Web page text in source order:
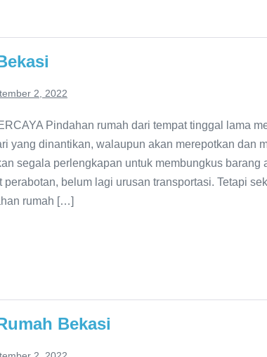
2, 2022
Pindahan rumah dari tempat tinggal lama
yang dinantikan, walaupun akan merepotkan dan
segala perlengkapan untuk membungkus barang
belum lagi urusan transportasi. Tetapi
rumah […]
Bekasi